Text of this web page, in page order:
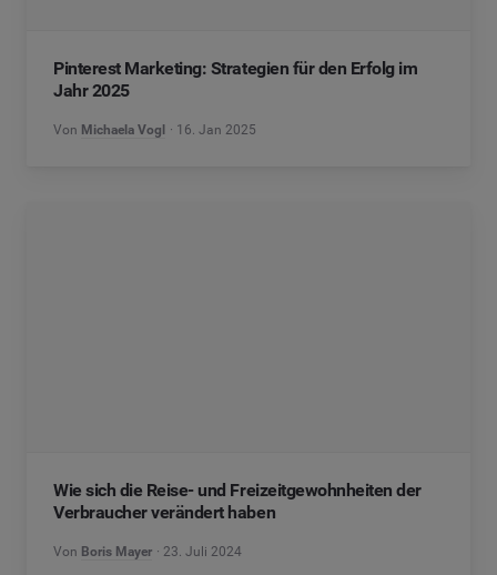
Pinterest Marketing: Strategien für den Erfolg im
Jahr 2025
Von Michaela Vogl 16. Jan 2025
Wie sich die Reise- und Freizeitgewohnheiten der
Verbraucher verändert haben
Von Boris Mayer 23. Juli 2024